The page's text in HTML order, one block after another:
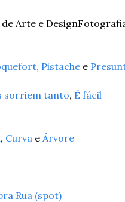
Arte e Design
Pistache e
sorriem tanto, É fácil
, Curva e Árvore
Rua (spot)